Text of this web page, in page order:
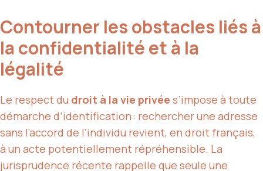
Contourner les obstacles liés à
la confidentialité et à la
légalité
Le respect du droit à la vie privée s’impose à toute
démarche d’identification : rechercher une adresse
sans l’accord de l’individu revient, en droit français,
à un acte potentiellement répréhensible. La
jurisprudence récente rappelle que seule une